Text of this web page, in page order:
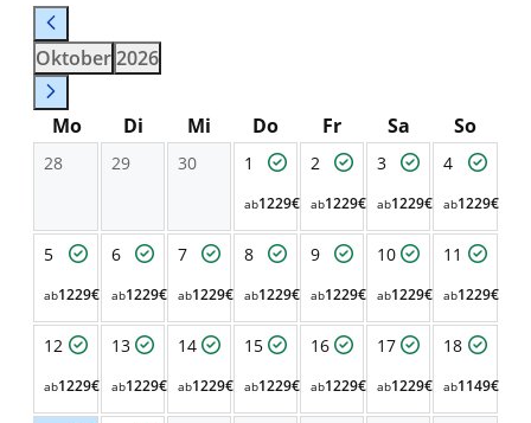
Oktober2026
Mo Di Mi Do Fr Sa So
28 29 30 1
ab1229€
2
ab1229€
3
ab1229€
4
ab1229€
5
ab1229€
6
ab1229€
7
ab1229€
8
ab1229€
9
ab1229€
10
ab1229€
11
ab1229€
12
ab1229€
13
ab1229€
14
ab1229€
15
ab1229€
16
ab1229€
17
ab1229€
18
ab1149€